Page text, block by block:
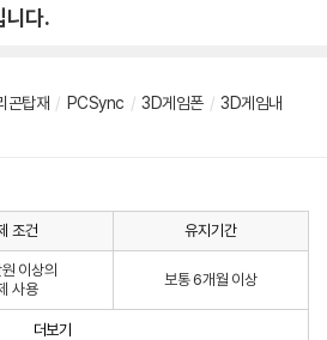
니다.
곤탑재 / PCSync / 3D게임폰 / 3D게임내
조건 유지기간
이상의
사용
보통 6개월 이상
더보기